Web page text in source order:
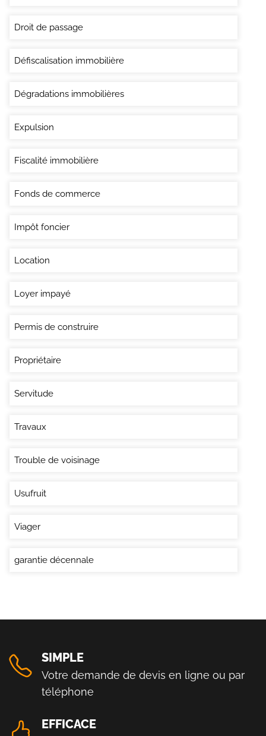
Droit de passage
Défiscalisation immobilière
Dégradations immobilières
Expulsion
Fiscalité immobilière
Fonds de commerce
Impôt foncier
Location
Loyer impayé
Permis de construire
Propriétaire
Servitude
Travaux
Trouble de voisinage
Usufruit
Viager
garantie décennale
SIMPLE
Votre demande de devis en ligne ou par
téléphone
EFFICACE